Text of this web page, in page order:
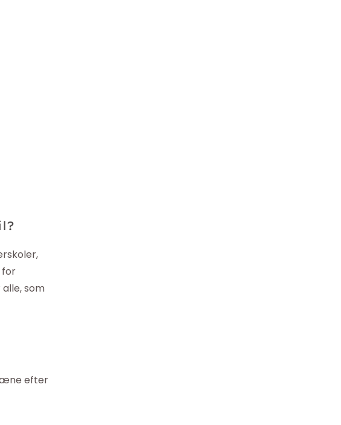
for
som
efter